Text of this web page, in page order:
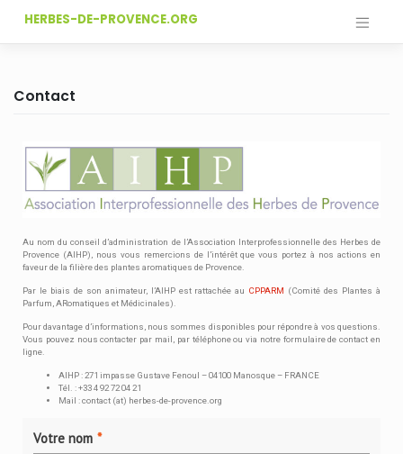
HERBES-DE-PROVENCE.ORG
Contact
Au nom du conseil d’administration de l’Association Interprofessionnelle des Herbes de
Provence (AIHP), nous vous remercions de l’intérêt que vous portez à nos actions en
faveur de la filière des plantes aromatiques de Provence.
Par le biais de son animateur, l’AIHP est rattachée au CPPARM (Comité des Plantes à
Parfum, ARomatiques et Médicinales).
Pour davantage d’informations, nous sommes disponibles pour répondre à vos questions.
Vous pouvez nous contacter par mail, par téléphone ou via notre formulaire de contact en
ligne.
AIHP : 271 impasse Gustave Fenoul – 04100 Manosque – FRANCE
Tél. : +33 4 92 72 04 21
Mail : contact (at) herbes-de-provence.org
Votre nom *